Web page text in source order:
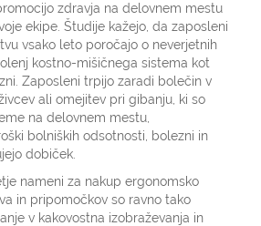
zdravja na delovnem mestu
ekipe. Študije kažejo, da zaposleni
vsako leto poročajo o neverjetnih
kostno-mišičnega sistema kot
Zaposleni trpijo zaradi bolečin v
ali omejitev pri gibanju, ki so
na delovnem mestu,
bolniških odsotnosti, bolezni in
dobiček.
nameni za nakup ergonomsko
in pripomočkov so ravno tako
v kakovostna izobraževanja in